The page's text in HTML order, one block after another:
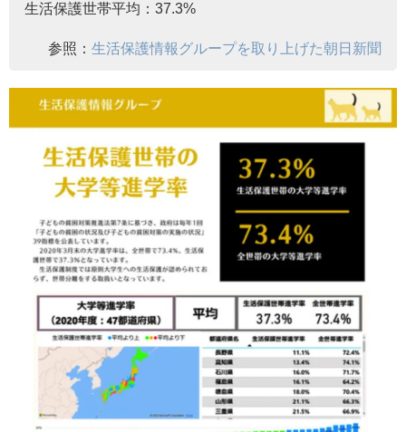
生活保護世帯平均：37.3%
参照： 生活保護情報グループを取り上げた朝日新聞